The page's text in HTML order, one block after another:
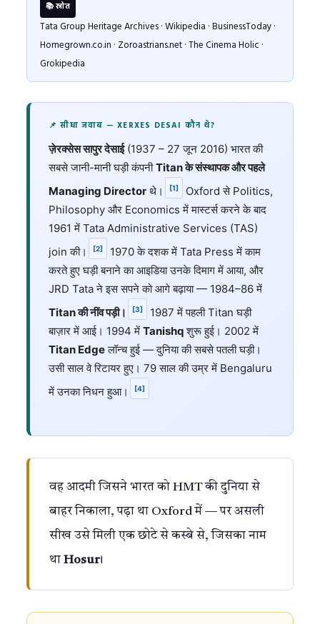
📚 स्रोत
Tata Group Heritage Archives · Wikipedia · BusinessToday ·
Homegrown.co.in · Zoroastrians.net · The Cinema Holic ·
Grokipedia
📌 सीधा जवाब — XERXES DESAI कौन थे?
ज़ेरक्सेस सापुर देसाई(1937 – 27 जून 2016) भारत की
सबसे जानी-मानी घड़ी कंपनीTitan के संस्थापक और पहले
Managing Director थे। [1]
Oxford से Politics,
Philosophy और Economics में मास्टर्स करने के बाद
1961 में Tata Administrative Services (TAS)
join की।
[2]
1970 के दशक में Tata Press में काम
करते हुए घड़ी बनाने का आइडिया उनके दिमाग में आया, और
JRD Tata ने इस सपने को आगे बढ़ाया — 1984–86 में
Titan की नींव पड़ी।
[3]
1987 में पहली Titan घड़ी
बाज़ार में आई। 1994 में Tanishqशुरू हुई। 2002 में
Titan Edgeलॉन्च हुई — दुनिया की सबसे पतली घड़ी।
उसी साल वे रिटायर हुए। 79 साल की उम्र में Bengaluru
में उनका निधन हुआ।
[4]
वह आदमी जिसने भारत को HMT की दुनिया से
बाहर निकाला, पढ़ा था Oxford में — पर असली
सीख उसे मिली एक छोटे से कस्बे से, जिसका नाम
था Hosur।